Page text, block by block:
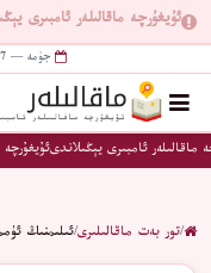
ئۇيغۇرچە ماقالىلەر ئامبىرى
جۈمە — 7 ئاۋغۇست 2026 | ھ 22 سەفەر 1448
ماقالىلەر ئامبىرى يېڭىلاندىئۇيغۇرچە
/تور بەت ماقالىلىرى/ئىلىمنىڭ